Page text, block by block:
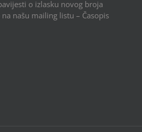
o izlasku novog broja
našu mailing listu – Časopis